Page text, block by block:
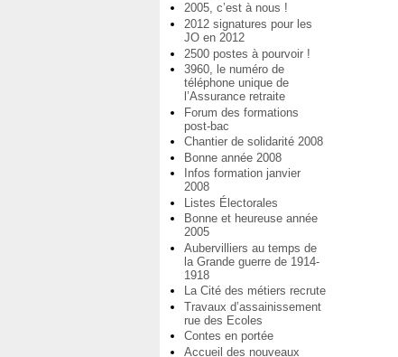
2005, c’est à nous !
2012 signatures pour les
JO en 2012
2500 postes à pourvoir !
3960, le numéro de
téléphone unique de
l’Assurance retraite
Forum des formations
post-bac
Chantier de solidarité 2008
Bonne année 2008
Infos formation janvier
2008
Listes Électorales
Bonne et heureuse année
2005
Aubervilliers au temps de
la Grande guerre de 1914-
1918
La Cité des métiers recrute
Travaux d’assainissement
rue des Ecoles
Contes en portée
Accueil des nouveaux